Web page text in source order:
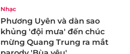
Nhạc
Phương Uyên và dàn sao
khủng 'đội mưa' đến chúc
mừng Quang Trung ra mắt